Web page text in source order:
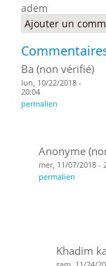
adem
Ajouter un
Ba (non vérifié)
lun, 10/22/2018 -
20:04
permalien
Anonyme
mer, 11/07/2018 -
permalien
Khadim